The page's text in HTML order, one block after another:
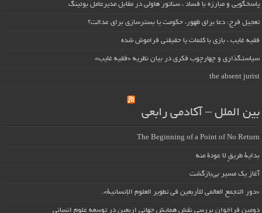
پاسخگویی و مبارزه با فساد ، سناتور هاولی در مقابل مدیرعامل بوئینگ
تعجیل فرج: دعا برای ظهور، حکومت یا بسترسازی برای عدالت؟
فقیه غایب ، بازی با کلمات یا حقیقتی فراموش شده
سیاستگذاری و چهارچوب فکری در بیان نظریه «فقیه غایب»
the absent jurist
بین الملل – آکادمی رابعی
The Beginning of a Point of No Return
بداية طريقٍ لا عودة منه
آغاز یک مسیر بی‌بازگشت
«دور التجمع العالمي للأربعين في تطوير العلوم الإنسانية».
دومین فراخوان بررسی نقش همایش جهانی اربعین در توسعه علوم انسانی